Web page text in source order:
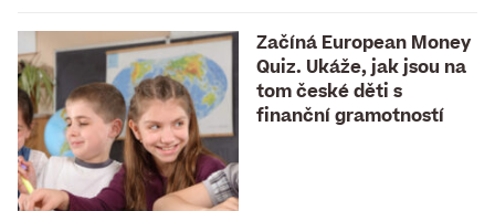
Začíná European Money
Quiz. Ukáže, jak jsou na
tom české děti s
finanční gramotností